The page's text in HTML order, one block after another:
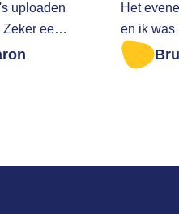
uploaden
alle foto's
Het
en ik was
op tijd
downloaden. Ik heb toen